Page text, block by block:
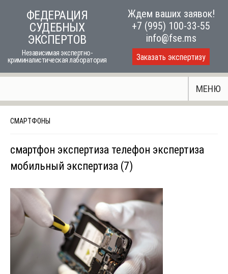
ФЕДЕРАЦИЯ
СУДЕБНЫХ
ЭКСПЕРТОВ
Независимая экспертно-
криминалистическая лаборатория
Ждем ваших заявок!
+7 (995) 100-33-55
info@fse.ms
Заказать экспертизу
МЕНЮ
СМАРТФОНЫ
смартфон экспертиза телефон экспертиза
мобильный экспертиза (7)